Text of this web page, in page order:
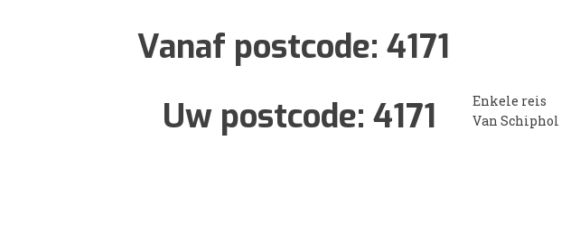
Vanaf postcode: 4171
Uw postcode: 4171
Enkele reis
Van Schiphol